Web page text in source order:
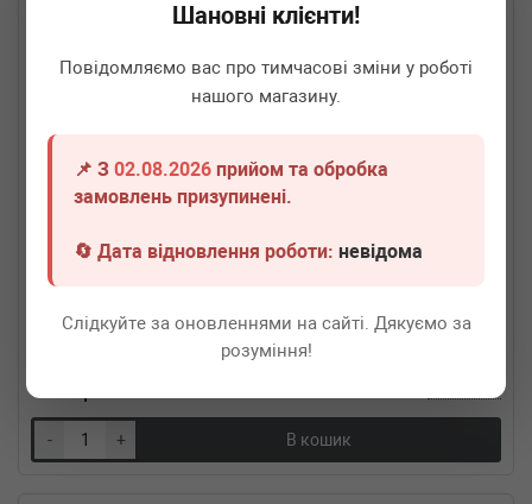
Шановні клієнти!
Повідомляємо вас про тимчасові зміни у роботі
нашого магазину.
📌 З02.08.2026 прийом та обробка
замовлень призупинені.
🔄 Дата відновлення роботи:невідома
Слідкуйте за оновленнями на сайті. Дякуємо за
розуміння!
BM CATALYSTS FL51X6ILOK
Гофра глушника (51X150)
660
- + В кошик